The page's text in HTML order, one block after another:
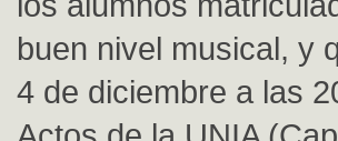
buen nivel musical, y
4 de diciembre a las